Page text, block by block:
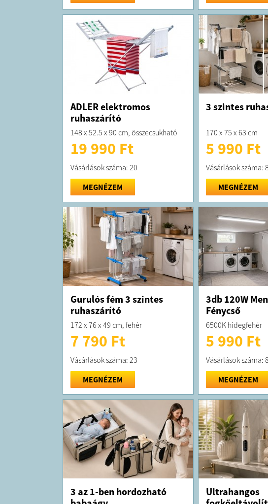
ADLER elektromos
ruhaszárító
148 x 52.5 x 90 cm, összecsukható
19 990 Ft
Vásárlások száma: 20
MEGNÉZEM
3 szintes
170 x 75 x 63 cm
5 990 Ft
Vásárlások száma:
MEGNÉZEM
Gurulós fém 3 szintes
ruhaszárító
172 x 76 x 49 cm, fehér
7 790 Ft
Vásárlások száma: 23
MEGNÉZEM
3db 120W
Fénycső
6500K hidegfehér
5 990 Ft
Vásárlások száma:
MEGNÉZEM
3 az 1-ben hordozható
Ultrahangos